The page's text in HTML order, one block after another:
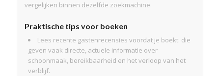
vergelijken binnen dezelfde zoekmachine.
Praktische tips voor boeken
Lees recente gastenrecensies voordat je boekt: die
geven vaak directe, actuele informatie over
schoonmaak, bereikbaarheid en het verloop van het
verblijf.